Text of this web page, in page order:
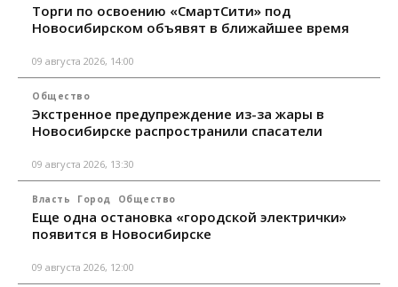
Торги по освоению «СмартСити» под
Новосибирском объявят в ближайшее время
09 августа 2026, 14:00
Общество
Экстренное предупреждение из-за жары в
Новосибирске распространили спасатели
09 августа 2026, 13:30
Власть Город Общество
Еще одна остановка «городской электрички»
появится в Новосибирске
09 августа 2026, 12:00